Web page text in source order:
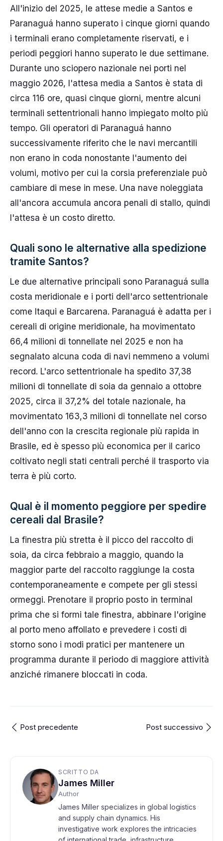
All'inizio del 2025, le attese medie a Santos e
Paranaguá hanno superato i cinque giorni quando
i terminali erano completamente riservati, e i
periodi peggiori hanno superato le due settimane.
Durante uno sciopero nazionale nei porti nel
maggio 2026, l'attesa media a Santos è stata di
circa 116 ore, quasi cinque giorni, mentre alcuni
terminali settentrionali hanno impiegato molto più
tempo. Gli operatori di Paranaguá hanno
successivamente riferito che le navi mercantili
non erano in coda nonostante l'aumento dei
volumi, motivo per cui la corsia preferenziale può
cambiare di mese in mese. Una nave noleggiata
all'ancora accumula ancora penali di stallo, quindi
l'attesa è un costo diretto.
Quali sono le alternative alla spedizione
tramite Santos?
Le due alternative principali sono Paranaguá sulla
costa meridionale e i porti dell'arco settentrionale
come Itaqui e Barcarena. Paranaguá è adatta per i
cereali di origine meridionale, ha movimentato
66,4 milioni di tonnellate nel 2025 e non ha
segnalato alcuna coda di navi nemmeno a volumi
record. L'arco settentrionale ha spedito 37,38
milioni di tonnellate di soia da gennaio a ottobre
2025, circa il 37,2% del totale nazionale, ha
movimentato 163,3 milioni di tonnellate nel corso
dell'anno con la crescita regionale più rapida in
Brasile, ed è spesso più economica per il carico
coltivato negli stati centrali perché il trasporto via
terra è più corto.
Qual è il momento peggiore per spedire
cereali dal Brasile?
La finestra più stretta è il picco del raccolto di
soia, da circa febbraio a maggio, quando la
maggior parte del raccolto raggiunge la costa
contemporaneamente e compete per gli stessi
ormeggi. Prenotare il proprio posto in terminal
prima che si formi tale finestra, abbinare l'origine
al porto meno affollato e prevedere i costi di
storno sono i modi pratici per mantenere un
programma durante il periodo di maggiore attività
anziché rimanere bloccati in coda.
Post precedente Post successivo
SCRITTO DA
James Miller
Author
James Miller specializes in global logistics
and supply chain dynamics. His
investigative work explores the intricacies